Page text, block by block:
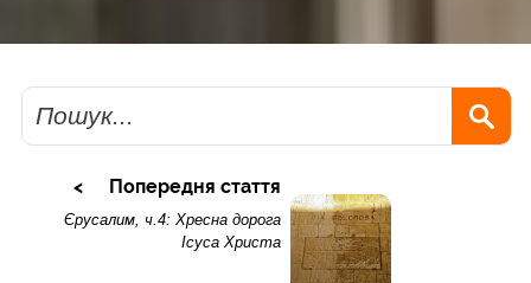
Пошук
Попередня стаття
Єрусалим, ч.4: Хресна дорога
Ісуса Христа